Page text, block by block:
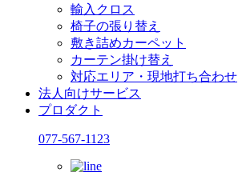
輸入クロス
椅子の張り替え
敷き詰めカーペット
カーテン掛け替え
対応エリア・現地打ち合わせ
法人向けサービス
プロダクト
077-567-1123